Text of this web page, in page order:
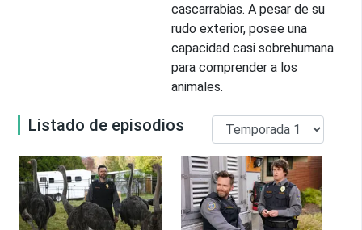
cascarrabias. A pesar de su
rudo exterior, posee una
capacidad casi sobrehumana
para comprender a los
animales.
Listado de episodios